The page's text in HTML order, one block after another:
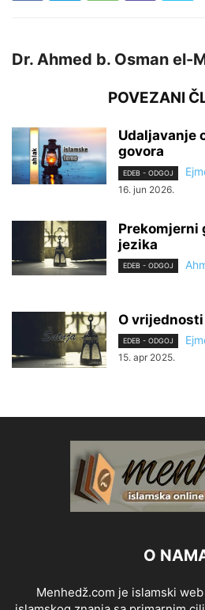
Dr. Ahmed b. Osman el-
POVEZANI
Udaljavanje
govora
EDEB - ODGOJ
16. jun 2026.
Prekomjerni
jezika
EDEB - ODGOJ
O
EDEB - ODGOJ
15. apr 2025.
O
Menhedž.com je islamski